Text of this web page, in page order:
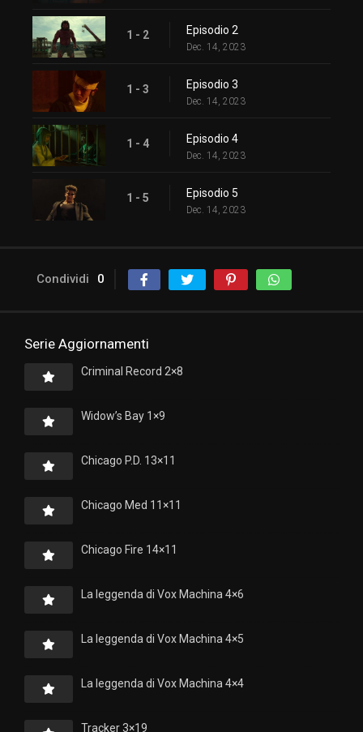
1 - 2 Episodio 2
Dec. 14, 2023
1 - 3 Episodio 3
Dec. 14, 2023
1 - 4 Episodio 4
Dec. 14, 2023
1 - 5 Episodio 5
Dec. 14, 2023
Condividi 0
Serie Aggiornamenti
Criminal Record 2×8
Widow’s Bay 1×9
Chicago P.D. 13×11
Chicago Med 11×11
Chicago Fire 14×11
La leggenda di Vox Machina 4×6
La leggenda di Vox Machina 4×5
La leggenda di Vox Machina 4×4
Tracker 3×19